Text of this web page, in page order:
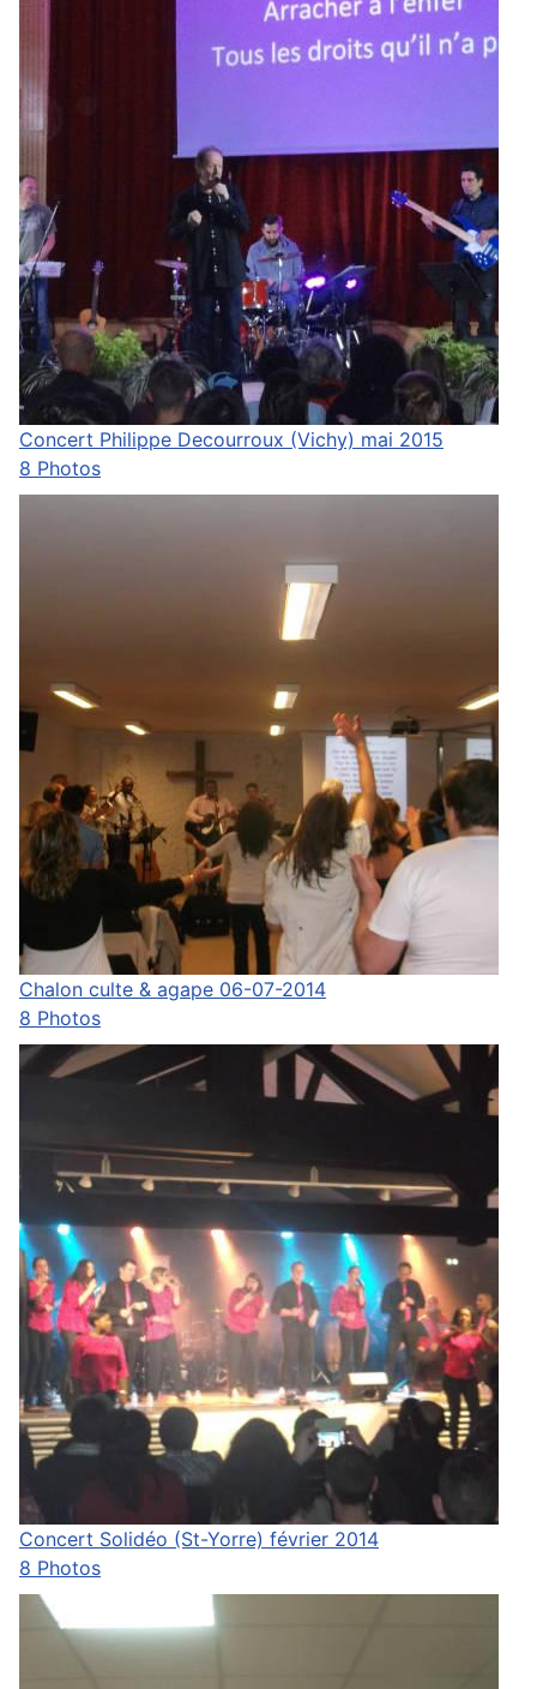
Concert Philippe Decourroux (Vichy) mai 2015
8 Photos
Chalon culte & agape 06-07-2014
8 Photos
Concert Solidéo (St-Yorre) février 2014
8 Photos